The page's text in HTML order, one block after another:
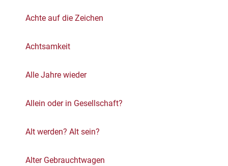
Achte auf die Zeichen
Achtsamkeit
Alle Jahre wieder
Allein oder in Gesellschaft?
Alt werden? Alt sein?
Alter Gebrauchtwagen